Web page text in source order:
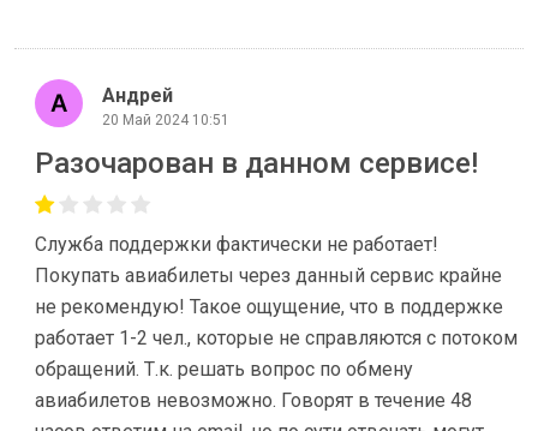
Андрей
20 Май 2024 10:51
Разочарован в данном сервисе!
Служба поддержки фактически не работает!
Покупать авиабилеты через данный сервис крайне
не рекомендую! Такое ощущение, что в поддержке
работает 1-2 чел., которые не справляются с потоком
обращений. Т.к. решать вопрос по обмену
авиабилетов невозможно. Говорят в течение 48